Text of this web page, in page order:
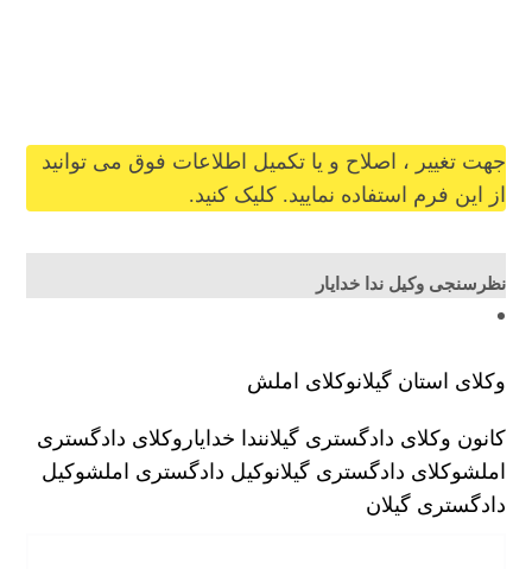
جهت تغییر ، اصلاح و یا تکمیل اطلاعات فوق می توانید
از این فرم استفاده نمایید. کلیک کنید.
نظرسنجی وکیل ندا خدایار
وکلای استان گیلانوکلای املش
کانون وکلای دادگستری گیلانندا خدایار وکلای دادگستری
املشوکلای دادگستری گیلانوکیل دادگستری املشوکیل
دادگستری گیلان